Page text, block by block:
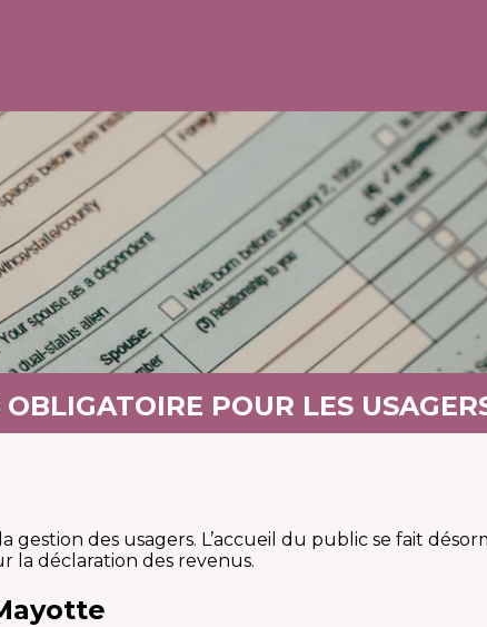
POUR LES
gestion des usagers. L’accueil du public se fait
la déclaration des revenus.